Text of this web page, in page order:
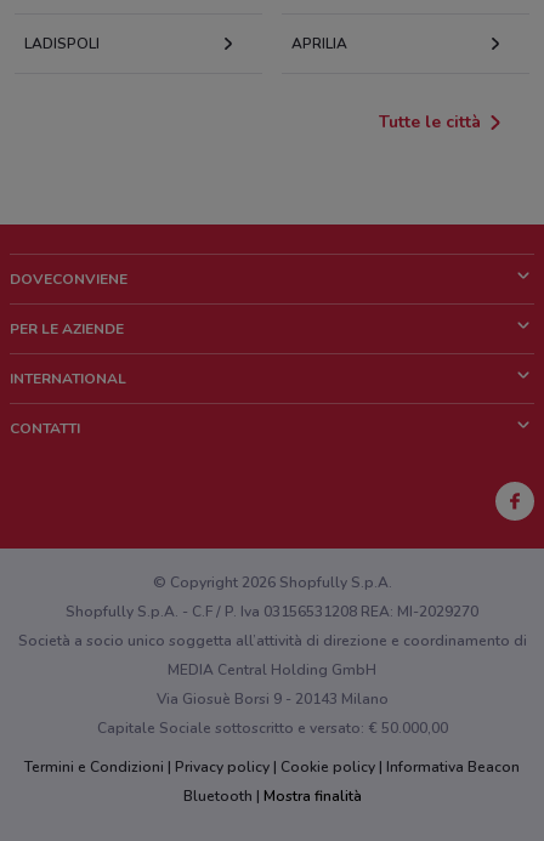
LADISPOLI APRILIA
Tutte le città
DOVECONVIENE
Chi siamo
Lavora con noi
PER LE AZIENDE
Richieste commerciali e marketing
INTERNATIONAL
CONTATTI
Hai un malfunzionamento sul web o sull'app?
© Copyright 2026 Shopfully S.p.A.
Shopfully S.p.A. - C.F / P. Iva 03156531208 REA: MI-2029270
Società a socio unico soggetta all’attività di direzione e coordinamento di
MEDIA Central Holding GmbH
Via Giosuè Borsi 9 - 20143 Milano
Capitale Sociale sottoscritto e versato: € 50.000,00
Termini e Condizioni
Privacy policy Cookie policy
Informativa Beacon
Bluetooth
Mostra finalità